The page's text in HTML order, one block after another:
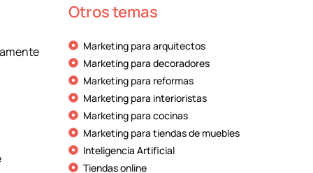
Otros temas
Marketing para arquitectos
Marketing para decoradores
Marketing para reformas
Marketing para interioristas
Marketing para cocinas
Marketing para tiendas de muebles
Inteligencia Artificial
Tiendas online